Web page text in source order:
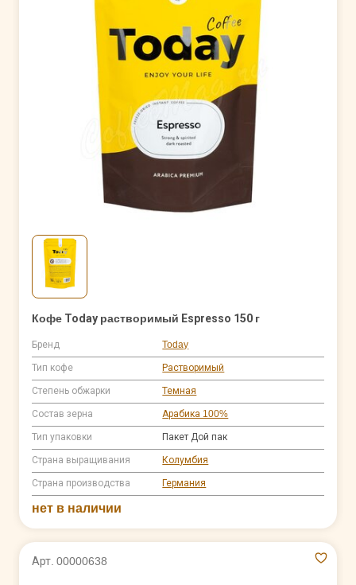
Кофе Today растворимый Espresso 150 г
Бренд Today
Тип кофе Растворимый
Степень обжарки Темная
Состав зерна Арабика 100%
Тип упаковки Пакет Дой пак
Страна выращивания Колумбия
Страна производства Германия
нет в наличии
Арт. 00000638